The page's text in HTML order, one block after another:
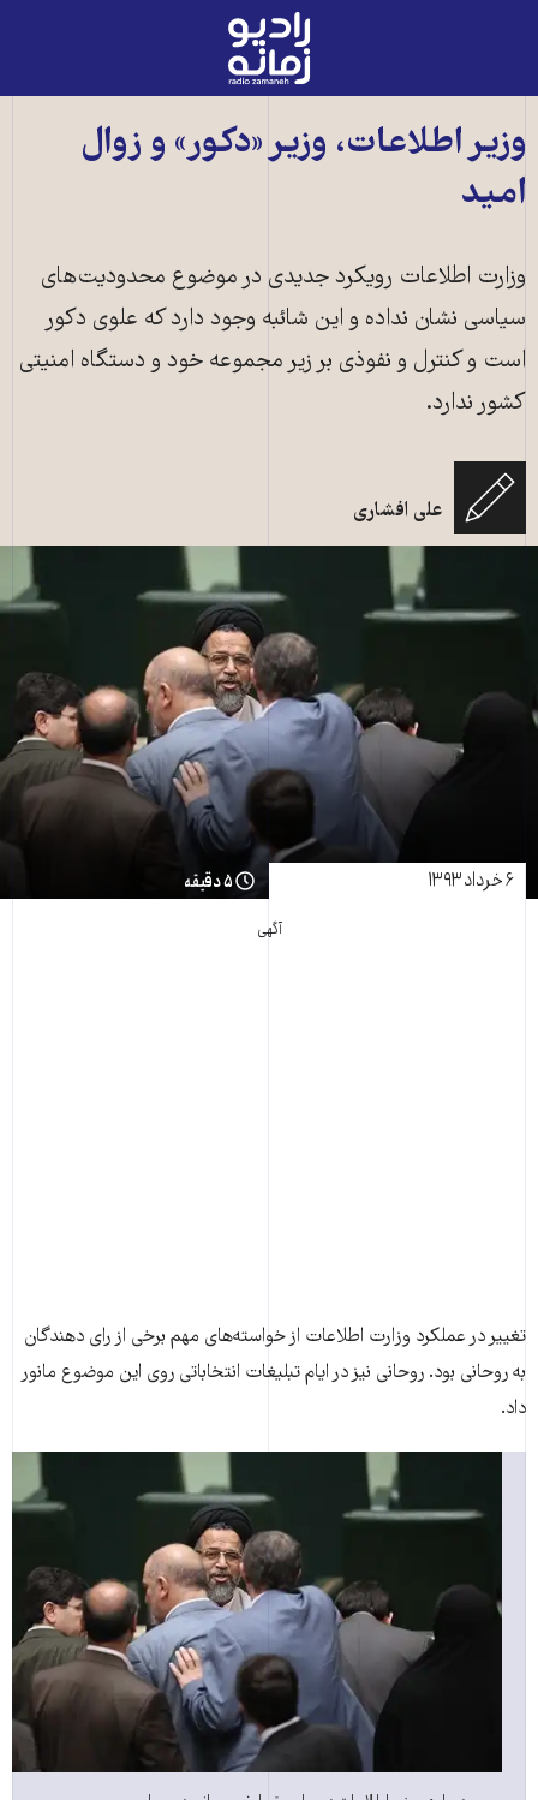
رادیو
زمانه
صفحه
وزیر اطلاعات، وزیر «دکور» و زوال
امید
وزارت اطلاعات رویکرد جدیدی در موضوع محدودیت‌های
سیاسی نشان نداده و این شائبه وجود دارد که علوی دکور
است و کنترل و نفوذی بر زیر مجموعه خود و دستگاه امنیتی
کشور ندارد.
علی افشاری
۶ خرداد ۱۳۹۳ ۵ دقیقه
آگهی
تغییر در عملکرد وزارت اطلاعات از خواسته‌های مهم برخی از رای دهندگان
به روحانی بود. روحانی نیز در ایام تبلیغات انتخاباتی روی این موضوع مانور
داد.